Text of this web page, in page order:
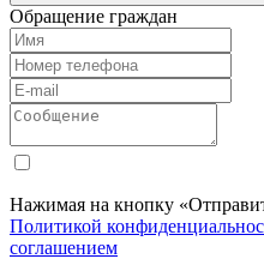
Обращение граждан
Нажимая на кнопку
Политикой
соглашением